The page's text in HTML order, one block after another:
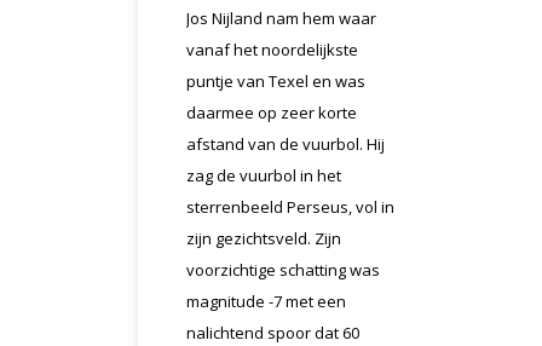
Jos Nijland nam hem waar
vanaf het noordelijkste
puntje van Texel en was
daarmee op zeer korte
afstand van de vuurbol. Hij
zag de vuurbol in het
sterrenbeeld Perseus, vol in
zijn gezichtsveld. Zijn
voorzichtige schatting was
magnitude -7 met een
nalichtend spoor dat 60